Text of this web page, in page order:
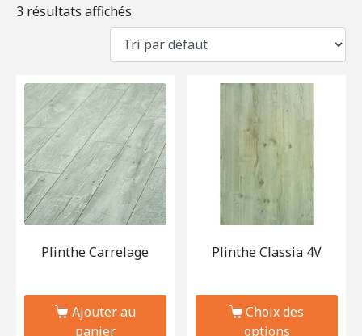
3 résultats affichés
Plinthe Carrelage
Ajouter au
panier
Plinthe Classia 4V
Choix des
options